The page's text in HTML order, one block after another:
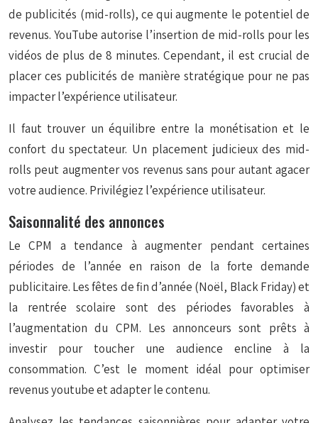
de publicités (mid-rolls), ce qui augmente le potentiel de
revenus. YouTube autorise l’insertion de mid-rolls pour les
vidéos de plus de 8 minutes. Cependant, il est crucial de
placer ces publicités de manière stratégique pour ne pas
impacter l’expérience utilisateur.
Il faut trouver un équilibre entre la monétisation et le
confort du spectateur. Un placement judicieux des mid-
rolls peut augmenter vos revenus sans pour autant agacer
votre audience. Privilégiez l’expérience utilisateur.
Saisonnalité des annonces
Le CPM a tendance à augmenter pendant certaines
périodes de l’année en raison de la forte demande
publicitaire. Les fêtes de fin d’année (Noël, Black Friday) et
la rentrée scolaire sont des périodes favorables à
l’augmentation du CPM. Les annonceurs sont prêts à
investir pour toucher une audience encline à la
consommation. C’est le moment idéal pour optimiser
revenus youtube et adapter le contenu.